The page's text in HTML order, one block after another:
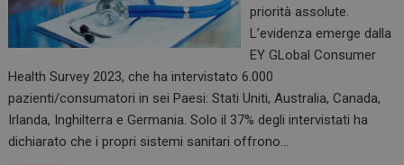
priorità assolute.
L’evidenza emerge dalla
EY GLobal Consumer
Health Survey 2023, che ha intervistato 6.000
pazienti/consumatori in sei Paesi: Stati Uniti, Australia, Canada,
Irlanda, Inghilterra e Germania. Solo il 37% degli intervistati ha
dichiarato che i propri sistemi sanitari offrono…